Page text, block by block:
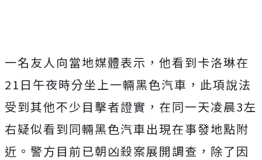
一名友人向當地媒體表示，他看到卡洛琳在
21日午夜時分坐上一輛黑色汽車，此項說法
受到其他不少目擊者證實，在同一天凌晨3左
右疑似看到同輛黑色汽車出現在事發地點附
近。警方目前已朝凶殺案展開調查，除了因